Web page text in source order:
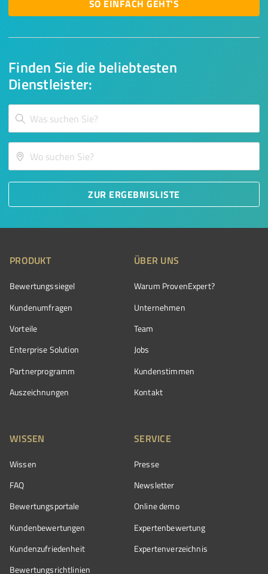
Finden Sie die beliebtesten
Dienstleister:
ZUR ERGEBNISLISTE
SO EINFACH GEHT'S
PRODUKT
Bewertungssiegel
Kundenumfragen
Vorteile
Enterprise Solution
Partnerprogramm
Auszeichnungen
ÜBER UNS
Warum ProvenExpert?
Unternehmen
Team
Jobs
Kundenstimmen
Kontakt
WISSEN
Wissen
FAQ
Bewertungsportale
Kundenbewertungen
Kundenzufriedenheit
Bewertungs­richtlinien
SERVICE
Presse
Newsletter
Online demo
Expertenbewertung
Expertenverzeichnis